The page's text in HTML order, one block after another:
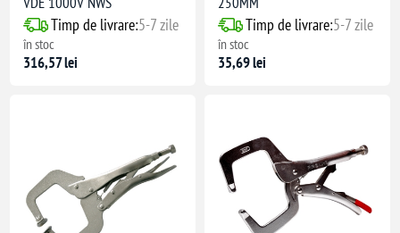
Timp de livrare:5-7 zile
în stoc
316,57 lei
Timp de livrare:5-7 zile
în stoc
35,69 lei